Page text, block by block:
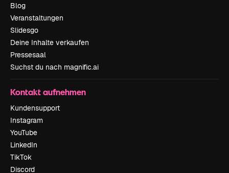
Blog
Veranstaltungen
Slidesgo
Deine Inhalte verkaufen
Pressesaal
Suchst du nach magnific.ai
Kontakt aufnehmen
Kundensupport
Instagram
YouTube
LinkedIn
TikTok
Discord